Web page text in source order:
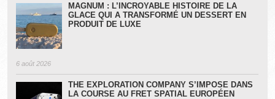
MAGNUM : L’INCROYABLE HISTOIRE DE LA
GLACE QUI A TRANSFORMÉ UN DESSERT EN
PRODUIT DE LUXE
6 août 2026
THE EXPLORATION COMPANY S’IMPOSE DANS
LA COURSE AU FRET SPATIAL EUROPÉEN